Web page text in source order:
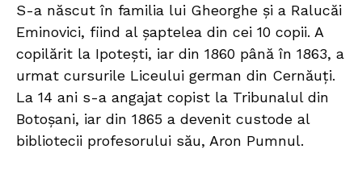
S-a născut în familia lui Gheorghe și a Ralucăi
Eminovici, fiind al șaptelea din cei 10 copii. A
copilărit la Ipotești, iar din 1860 până în 1863, a
urmat cursurile Liceului german din Cernăuţi.
La 14 ani s-a angajat copist la Tribunalul din
Botoşani, iar din 1865 a devenit custode al
bibliotecii profesorului său, Aron Pumnul.